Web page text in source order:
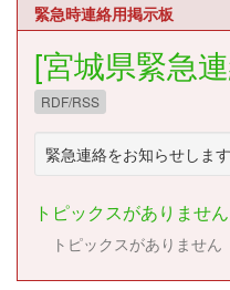
緊急時連絡用掲示板
[宮城県緊急
RDF/RSS
緊急連絡をお知らせします
トピックスがありません
トピックスがありません